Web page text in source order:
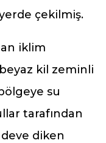
çekilmiş.
iklim
kil zeminli
su
tarafından
diken